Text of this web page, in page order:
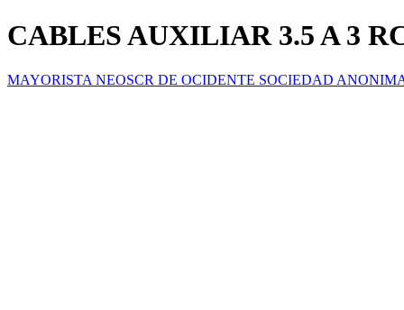
CABLES AUXILIAR 3.5 A 3
MAYORISTA NEOSCR DE OCIDENTE SOCIEDAD